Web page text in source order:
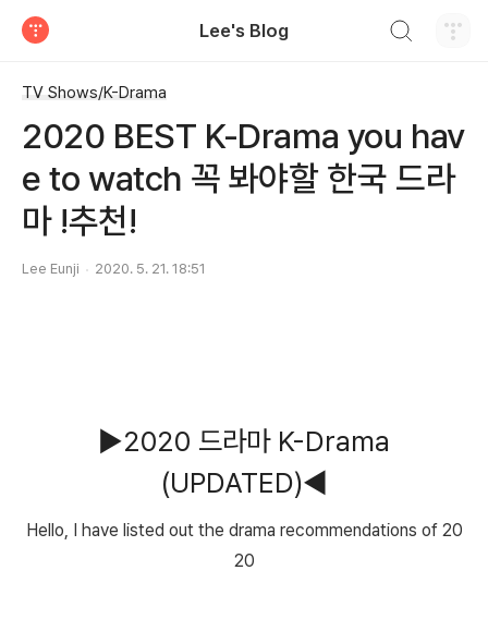
Lee's Blog
TV Shows/K-Drama
2020 BEST K-Drama you hav
e to watch 꼭 봐야할 한국 드라
마 !추천!
Lee Eunji 2020. 5. 21. 18:51
▶2020 드라마 K-Drama
(UPDATED)◀
Hello, I have listed out the drama recommendations of 20
20